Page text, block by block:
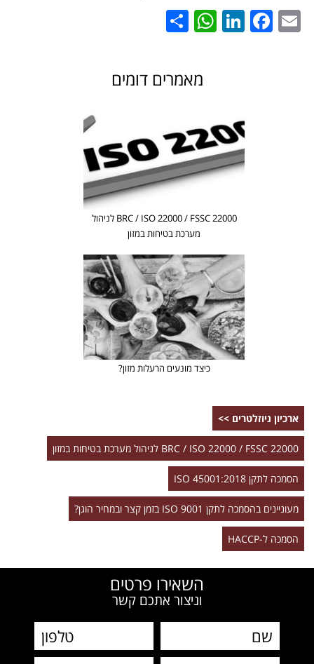
Email
Facebook
LinkedIn
WhatsApp
מאמרים דומים
BRC / ISO 22000 / FSSC 22000 לניהול
מערכת בטיחות במזון
כיצד מונעים הרעלות מזון?
ארכיון ניוזלטרים >>
BRC / ISO 22000 / FSSC 22000 לניהול מערכת בטיחות במזון
הסמכה לתקן ISO 45001:2018
מעוניינים בהסמכה לתקן ISO 9001 בזמן קצר ובמחיר הוגן?
הסמכה ל-HACCP
השאירו פרטים
וניצור אתכם קשר